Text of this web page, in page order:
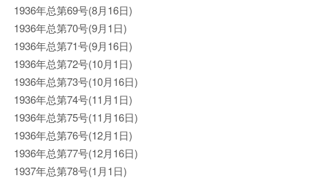
1936年总第69号(8月16日)
1936年总第70号(9月1日)
1936年总第71号(9月16日)
1936年总第72号(10月1日)
1936年总第73号(10月16日)
1936年总第74号(11月1日)
1936年总第75号(11月16日)
1936年总第76号(12月1日)
1936年总第77号(12月16日)
1937年总第78号(1月1日)